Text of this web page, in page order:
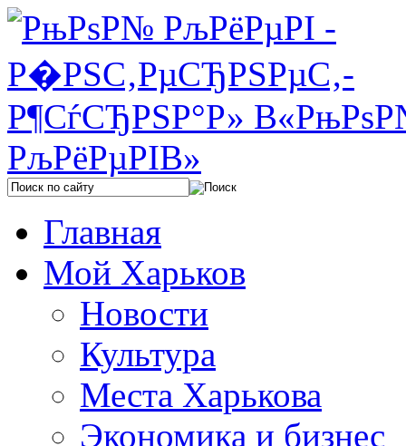
Главная
Мой Харьков
Новости
Культура
Места Харькова
Экономика и бизнес